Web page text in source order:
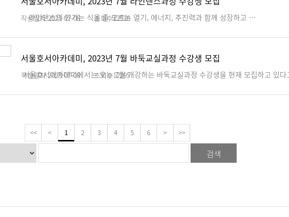
라인댄스의 인기는 식을 줄 모르는 열기, 에너지, 추진력과 함께 성장하고 …
작성일자2023-07-08 조회수12516
서울호서아카데미, 2023년 7월 바둑교실과정 수강생 모집
서울호서아카데미에서는 오는 7월 개강하는 바둑교실과정 수강생을 현재 모집하고 있
작성일자2023-07-08 조회수12295
<< < 1 2 3 4 5 6 > >>